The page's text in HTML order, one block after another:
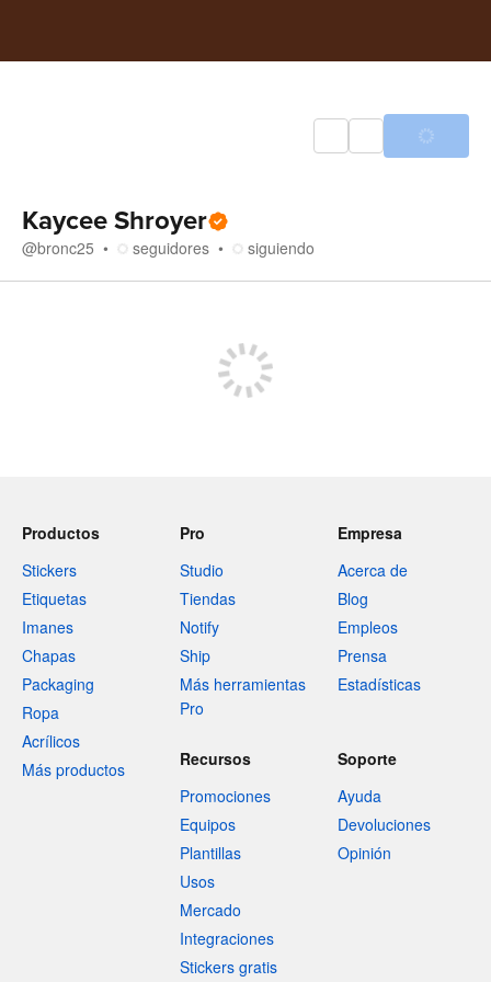
Kaycee Shroyer
@bronc25 seguidores siguiendo
Productos
Stickers
Etiquetas
Imanes
Chapas
Packaging
Ropa
Acrílicos
Más productos
Pro
Studio
Tiendas
Notify
Ship
Más herramientas
Pro
Empresa
Acerca de
Blog
Empleos
Prensa
Estadísticas
Recursos
Promociones
Equipos
Plantillas
Usos
Mercado
Integraciones
Stickers gratis
Soporte
Ayuda
Devoluciones
Opinión